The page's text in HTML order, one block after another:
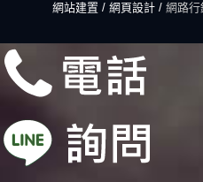
網站建置 / 網頁設計 / 網路行